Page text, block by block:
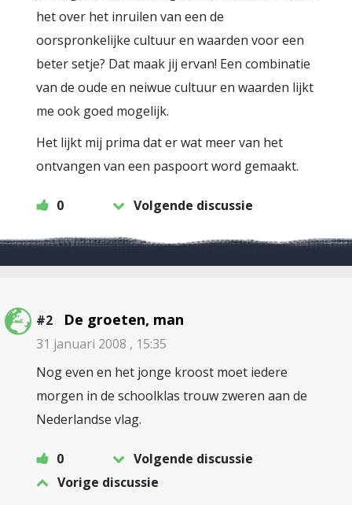
het over het inruilen van een de
oorspronkelijke cultuur en waarden voor een
beter setje? Dat maak jij ervan! Een combinatie
van de oude en neiwue cultuur en waarden lijkt
me ook goed mogelijk.
Het lijkt mij prima dat er wat meer van het
ontvangen van een paspoort word gemaakt.
0 Volgende discussie
#2 De groeten, man
31 januari 2008 , 15:35
Nog even en het jonge kroost moet iedere
morgen in de schoolklas trouw zweren aan de
Nederlandse vlag.
0
Volgende discussie
Vorige discussie